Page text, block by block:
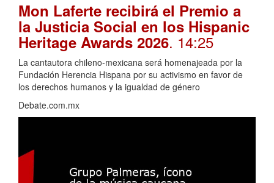
Mon Laferte recibirá el Premio a
la Justicia Social en los Hispanic
Heritage Awards 2026. 14:25
La cantautora chileno-mexicana será homenajeada por la
Fundación Herencia Hispana por su activismo en favor de
los derechos humanos y la igualdad de género
Debate.com.mx